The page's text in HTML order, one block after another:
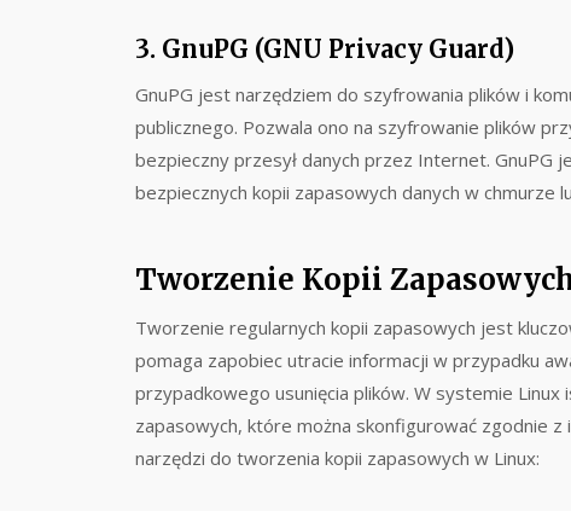
3. GnuPG (GNU Privacy Guard)
GnuPG jest narzędziem do szyfrowania plików i
publicznego. Pozwala ono na szyfrowanie plików
bezpieczny przesył danych przez Internet.
bezpiecznych kopii zapasowych danych w chmurze
Tworzenie Kopii
Tworzenie regularnych kopii zapasowych jest
pomaga zapobiec utracie informacji w przypadku
przypadkowego usunięcia plików. W systemie
zapasowych, które można skonfigurować zgodnie
narzędzi do tworzenia kopii zapasowych w Linux: